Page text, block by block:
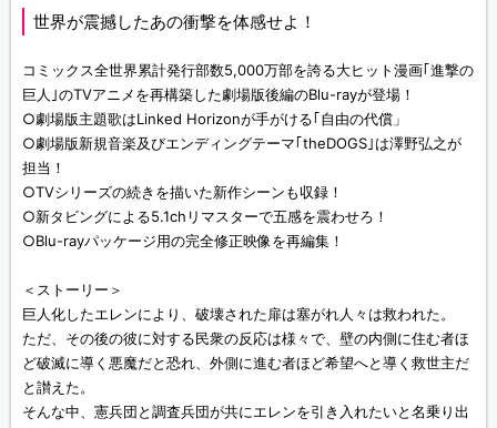
世界が震撼したあの衝撃を体感せよ！
コミックス全世界累計発行部数5,000万部を誇る大ヒット漫画｢進撃の
巨人｣のTVアニメを再構築した劇場版後編のBlu-rayが登場！
○劇場版主題歌はLinked Horizonが手がける｢自由の代償」
○劇場版新規音楽及びエンディングテーマ｢theDOGS｣は澤野弘之が
担当！
○TVシリーズの続きを描いた新作シーンも収録！
○新タビングによる5.1chリマスターで五感を震わせろ！
○Blu-rayパッケージ用の完全修正映像を再編集！
＜ストーリー＞
巨人化したエレンにより、破壊された扉は塞がれ人々は救われた。
ただ、その後の彼に対する民衆の反応は様々で、壁の内側に住む者ほ
ど破滅に導く悪魔だと恐れ、外側に進む者ほど希望へと導く救世主だ
と讃えた。
そんな中、憲兵団と調査兵団が共にエレンを引き入れたいと名乗り出